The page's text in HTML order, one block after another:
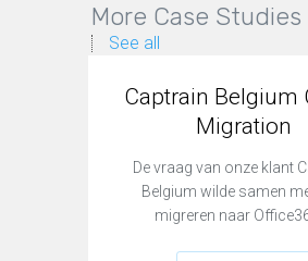
More Case Studies
See all
Captrain Belgium
Migration
De vraag van onze klant
Belgium wilde samen
migreren naar